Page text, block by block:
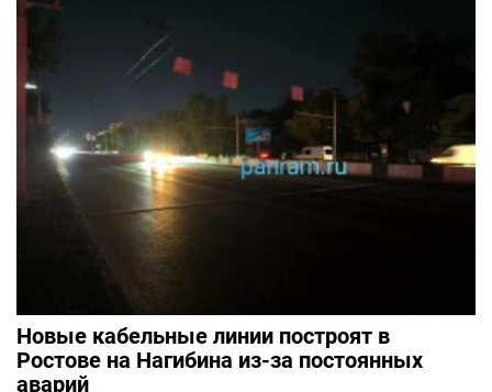
Новые кабельные линии построят в
Ростове на Нагибина из-за постоянных
аварий